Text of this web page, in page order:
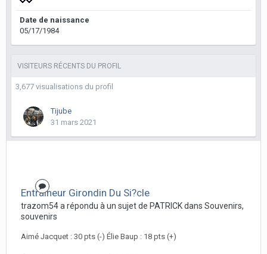
Date de naissance
05/17/1984
VISITEURS RÉCENTS DU PROFIL
3,677 visualisations du profil
Tijube
31 mars 2021
Entraineur Girondin Du Si?cle
trazom54 a répondu à un sujet de PATRICK dans Souvenirs,
souvenirs
Aimé Jacquet : 30 pts (-) Élie Baup : 18 pts (+)